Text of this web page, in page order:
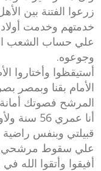
زرعوا الفتنة بين
خدمتهم وخدمت
علي حساب الشعب
وجوعوه.
أستيقظوا وأختاروا
الأمام بقنا وبمصر
المرشح فصوتك
أنا عمري
قبيلتي وبنفس
علي سقوط مرشحي
أفيقوا وأتقوا الله